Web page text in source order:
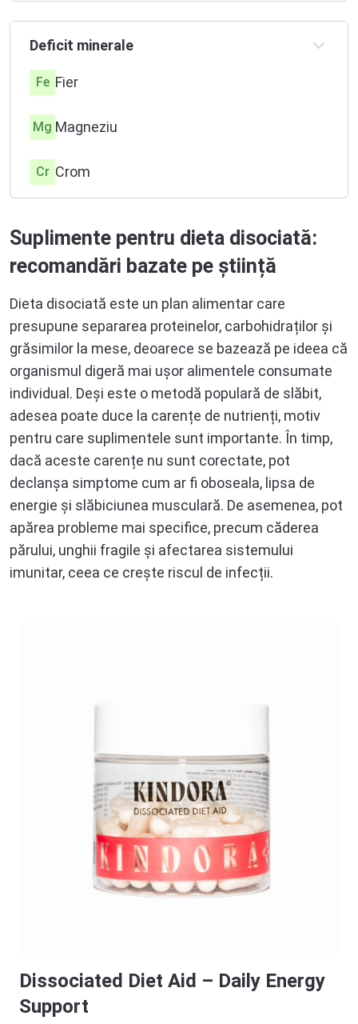
C Vitamina C
Deficit minerale
Fe Fier
Mg Magneziu
Cr Crom
Suplimente pentru dieta disociată:
recomandări bazate pe știință
Dieta disociată este un plan alimentar care
presupune separarea proteinelor, carbohidraților și
grăsimilor la mese, deoarece se bazează pe ideea că
organismul digeră mai ușor alimentele consumate
individual. Deși este o metodă populară de slăbit,
adesea poate duce la carențe de nutrienți, motiv
pentru care suplimentele sunt importante. În timp,
dacă aceste carențe nu sunt corectate, pot
declanșa simptome cum ar fi oboseala, lipsa de
energie și slăbiciunea musculară. De asemenea, pot
apărea probleme mai specifice, precum căderea
părului, unghii fragile și afectarea sistemului
imunitar, ceea ce crește riscul de infecții.
Dissociated Diet Aid – Daily Energy
Support